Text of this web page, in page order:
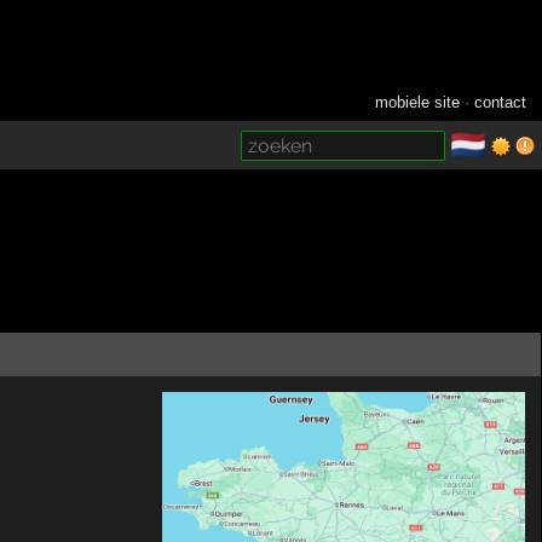
mobiele site ·contact
🇳🇱